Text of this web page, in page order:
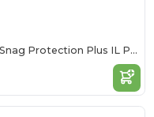
Men's Advantage Snag Protection Plus IL Polo